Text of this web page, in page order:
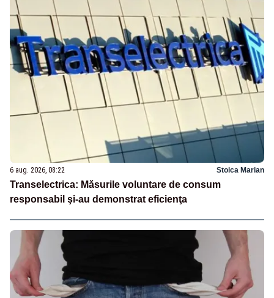
6 aug. 2026, 08:22 Stoica Marian
Transelectrica: Măsurile voluntare de consum
responsabil şi-au demonstrat eficienţa